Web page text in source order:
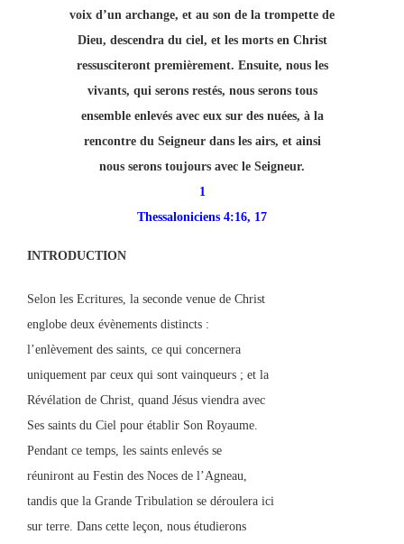
voix d’un archange, et au son de la trompette de
Dieu, descendra du ciel, et les morts en Christ
ressusciteront premièrement. Ensuite, nous les
vivants, qui serons restés, nous serons tous
ensemble enlevés avec eux sur des nuées, à la
rencontre du Seigneur dans les airs, et ainsi
nous serons toujours avec le Seigneur.
1
Thessaloniciens 4:16, 17
INTRODUCTION
Selon les Ecritures, la seconde venue de Christ
englobe deux évènements distincts :
l’enlèvement des saints, ce qui concernera
uniquement par ceux qui sont vainqueurs ; et la
Révélation de Christ, quand Jésus viendra avec
Ses saints du Ciel pour établir Son Royaume.
Pendant ce temps, les saints enlevés se
réuniront au Festin des Noces de l’Agneau,
tandis que la Grande Tribulation se déroulera ici
sur terre. Dans cette leçon, nous étudierons